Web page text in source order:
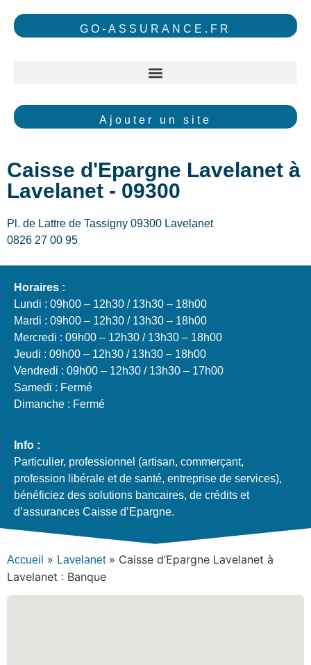
GO-ASSURANCE.FR
Ajouter un site
Caisse d'Epargne Lavelanet à
Lavelanet - 09300
Pl. de Lattre de Tassigny 09300 Lavelanet
0826 27 00 95
Horaires :
Lundi : 09h00 – 12h30 / 13h30 – 18h00
Mardi : 09h00 – 12h30 / 13h30 – 18h00
Mercredi : 09h00 – 12h30 / 13h30 – 18h00
Jeudi : 09h00 – 12h30 / 13h30 – 18h00
Vendredi : 09h00 – 12h30 / 13h30 – 17h00
Samedi : Fermé
Dimanche : Fermé
Info :
Particulier, professionnel (artisan, commerçant,
profession libérale et de santé, entreprise de services),
bénéficiez des solutions bancaires, de crédits et
d’assurances Caisse d’Epargne.
Accueil » Lavelanet» Caisse d’Epargne Lavelanet à
Lavelanet : Banque